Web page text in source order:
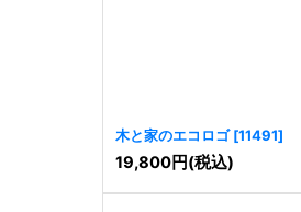
木と家のエコロゴ [11491]
19,800円(税込)